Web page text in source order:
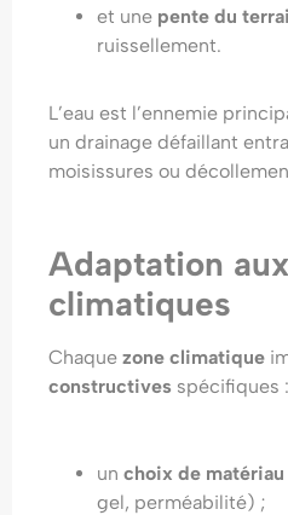
et une pente du
ruissellement.
L’eau est l’ennemie
un drainage défaillant
moisissures ou
Adaptation
climatiques
Chaque zone climatique
constructives spécifiques :
un choix de matériau
gel, perméabilité) ;